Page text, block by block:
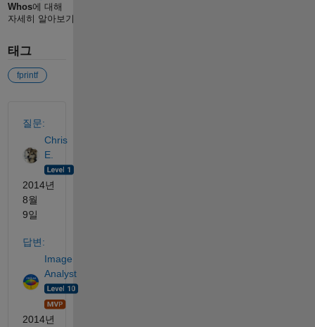
Whos에 대해
자세히 알아보기
태그
fprintf
질문:
Chris
E.
2014년
8월
9일
답변:
Image
Analyst
2014년